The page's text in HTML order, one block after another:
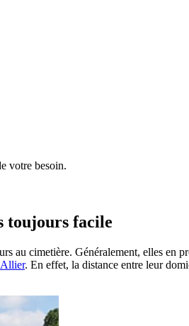
votre besoin.
toujours facile
au cimetière. Généralement, elles
. En effet, la distance entre leur